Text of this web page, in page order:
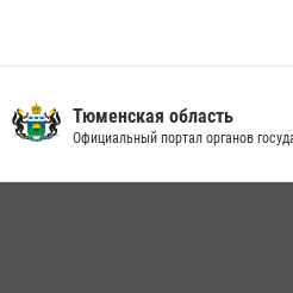
10 июля 2026, 11:46 7
Тюменская область
Официальный портал органов